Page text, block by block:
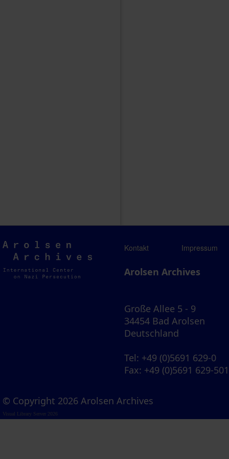
Arolsen
Archives
Kontakt Impressum
Arolsen Archives
Große Allee 5 - 9
34454 Bad Arolsen
Deutschland
Tel: +49 (0)5691 629-0
Fax: +49 (0)5691 629-501
© Copyright 2026 Arolsen Archives
Visual Library Server 2026